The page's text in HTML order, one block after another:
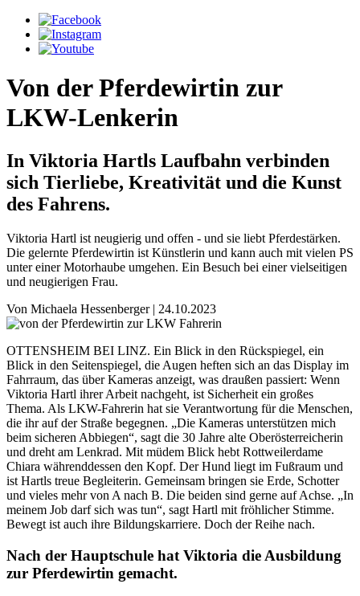
Von der Pferdewirtin zur
LKW-Lenkerin
In Viktoria Hartls Laufbahn verbinden
sich Tierliebe, Kreativität und die Kunst
des Fahrens.
Viktoria Hartl ist neugierig und offen - und sie liebt Pferdestärken.
Die gelernte Pferdewirtin ist Künstlerin und kann auch mit vielen PS
unter einer Motorhaube umgehen. Ein Besuch bei einer vielseitigen
und neugierigen Frau.
Von Michaela Hessenberger| 24.10.2023
OTTENSHEIM BEI LINZ. Ein Blick in den Rückspiegel, ein
Blick in den Seitenspiegel, die Augen heften sich an das Display im
Fahrraum, das über Kameras anzeigt, was draußen passiert: Wenn
Viktoria Hartl ihrer Arbeit nachgeht, ist Sicherheit ein großes
Thema. Als LKW-Fahrerin hat sie Verantwortung für die Menschen,
die ihr auf der Straße begegnen. „Die Kameras unterstützen mich
beim sicheren Abbiegen“, sagt die 30 Jahre alte Oberösterreicherin
und dreht am Lenkrad. Mit müdem Blick hebt Rottweilerdame
Chiara währenddessen den Kopf. Der Hund liegt im Fußraum und
ist Hartls treue Begleiterin. Gemeinsam bringen sie Erde, Schotter
und vieles mehr von A nach B. Die beiden sind gerne auf Achse. „In
meinem Job darf sich was tun“, sagt Hartl mit fröhlicher Stimme.
Bewegt ist auch ihre Bildungskarriere. Doch der Reihe nach.
Nach der Hauptschule hat Viktoria die Ausbildung
zur Pferdewirtin gemacht.